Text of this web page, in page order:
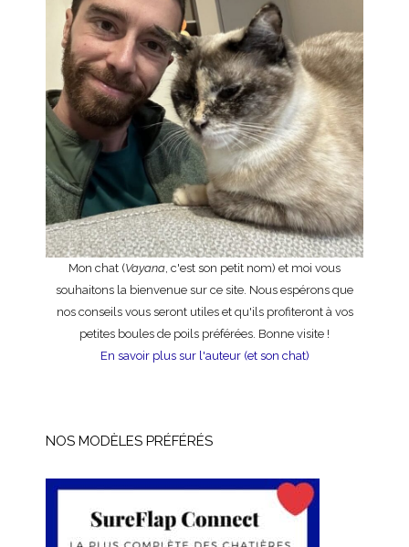
Mon chat (Vayana, c'est son petit nom) et moi vous
souhaitons la bienvenue sur ce site. Nous espérons que
nos conseils vous seront utiles et qu'ils profiteront à vos
petites boules de poils préférées. Bonne visite !
En savoir plus sur l'auteur (et son chat)
NOS MODÈLES PRÉFÉRÉS